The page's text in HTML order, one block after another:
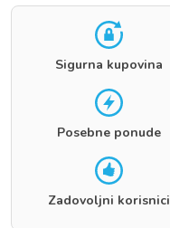
Sigurna kupovina
Posebne ponude
Zadovoljni korisnici